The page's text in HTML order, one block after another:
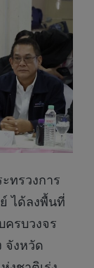
ทรวงการ
ได้ลงพื้นที่
ครบวงจร
จังหวัด